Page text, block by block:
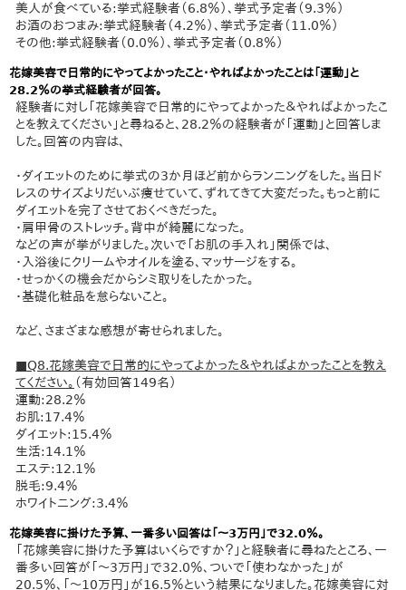
美人が食べている:挙式経験者（6.8％）、挙式予定者（9.3％）
お酒のおつまみ:挙式経験者（4.2％）、挙式予定者（11.0％）
その他:挙式経験者（0.0％）、挙式予定者（0.8％）
花嫁美容で日常的にやってよかったこと・やればよかったことは「運動」と
28.2％の挙式経験者が回答。
経験者に対し「花嫁美容で日常的にやってよかった＆やればよかったこ
とを教えてください」と尋ねると、28.2％の経験者が「運動」と回答しま
した。回答の内容は、
・ダイエットのために挙式の3か月ほど前からランニングをした。当日ド
レスのサイズよりだいぶ痩せていて、ずれてきて大変だった。もっと前に
ダイエットを完了させておくべきだった。
・肩甲骨のストレッチ。背中が綺麗になった。
などの声が挙がりました。次いで「お肌の手入れ」関係では、
・入浴後にクリームやオイルを塗る、マッサージをする。
・せっかくの機会だからシミ取りをしたかった。
・基礎化粧品を怠らないこと。
など、さまざまな感想が寄せられました。
■Q8.花嫁美容で日常的にやってよかった＆やればよかったことを教え
てください。 （有効回答149名）
運動:28.2％
お肌:17.4％
ダイエット:15.4％
生活:14.1％
エステ:12.1％
脱毛:9.4％
ホワイトニング:3.4％
花嫁美容に掛けた予算、一番多い回答は「～3万円」で32.0％。
「花嫁美容に掛けた予算はいくらですか？」と経験者に尋ねたところ、一
番多い回答が「～3万円」で32.0％、ついで「使わなかった」が
20.5％、「～10万円」が16.5％という結果になりました。花嫁美容に対